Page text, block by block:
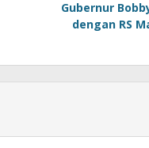
Gubernur
dengan RS